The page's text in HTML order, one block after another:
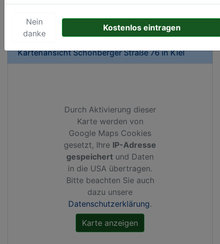
Ihren Wettbewerbern abheben.
KartenansichtSchönberger Straße 76inKiel
Durch Aktivierung dieser
Karte werden von
Google Maps Cookies
gesetzt, Ihre IP-Adresse
gespeichert und Daten
in die USA übertragen.
Bitte beachten Sie auch
dazu unsere
Datenschutzerklärung.
Nein
danke
Kostenlos eintragen